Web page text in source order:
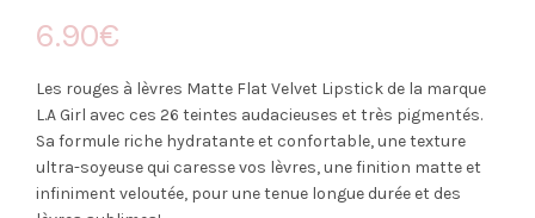
6.90€
Les rouges à lèvres Matte Flat Velvet Lipstick de la marque
L.A Girl avec ces 26 teintes audacieuses et très pigmentés.
Sa formule riche hydratante et confortable, une texture
ultra-soyeuse qui caresse vos lèvres, une finition matte et
infiniment veloutée, pour une tenue longue durée et des